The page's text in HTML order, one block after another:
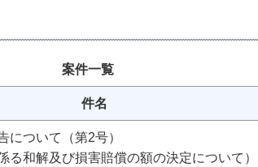
案件一覧
件名
について（第2号）
る和解及び損害賠償の額の決定について）